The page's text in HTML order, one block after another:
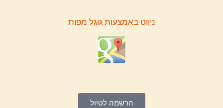
ניווט באמצעות גוגל מפות
הרשמה לטיול